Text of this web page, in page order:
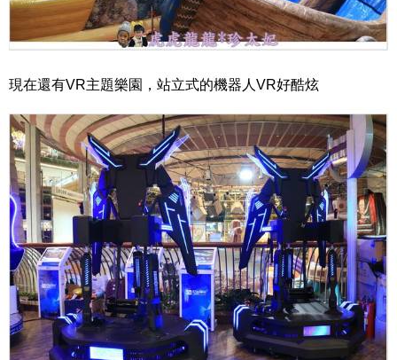
現在還有VR主題樂園，站立式的機器人VR好酷炫